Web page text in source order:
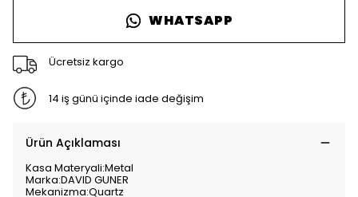
WHATSAPP
Ücretsiz kargo
14 iş günü içinde iade değişim
Ürün Açıklaması
Kasa Materyali:Metal
Marka:DAVID GUNER
Mekanizma:Quartz